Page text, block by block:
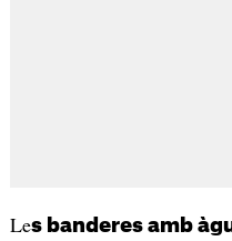
Les banderes amb